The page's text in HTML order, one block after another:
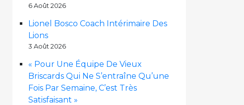
6 Août 2026
Lionel Bosco Coach Intérimaire Des
Lions
3 Août 2026
« Pour Une Équipe De Vieux
Briscards Qui Ne S’entraîne Qu’une
Fois Par Semaine, C’est Très
Satisfaisant »